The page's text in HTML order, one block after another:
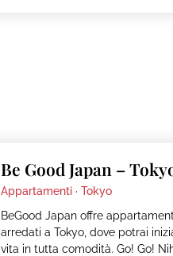
Be Good Japan –
Appartamenti · Tokyo
BeGood Japan offre
arredati a Tokyo, dove potrai
vita in tutta comodità. Go! Go!